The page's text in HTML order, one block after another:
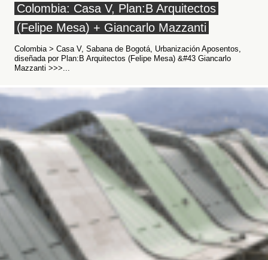
Colombia: Casa V, Plan:B Arquitectos
(Felipe Mesa) + Giancarlo Mazzanti
Colombia > Casa V, Sabana de Bogotá, Urbanización Aposentos,
diseñada por Plan:B Arquitectos (Felipe Mesa) &#43 Giancarlo
Mazzanti >>>...